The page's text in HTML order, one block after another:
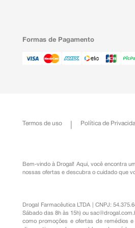
Formas de Pagamento
Termos de uso Política de
Bem-vindo à Drogal! Aqui, você encontra
nossas ofertas e descubra o cuidado que
Drogal Farmacêutica LTDA | CNPJ:
Sábado das 8h às 15h) ou
como promoções e ofertas de remédios